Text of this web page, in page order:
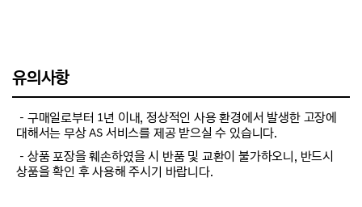
유의사항
－구매일로부터 1년 이내, 정상적인 사용 환경에서 발생한 고장에
대해서는 무상 AS 서비스를 제공 받으실 수 있습니다.
－상품 포장을 훼손하였을 시 반품 및 교환이 불가하오니, 반드시
상품을 확인 후 사용해 주시기 바랍니다.